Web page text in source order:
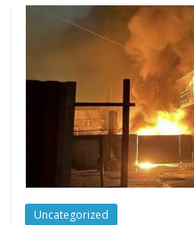
Uncategorized